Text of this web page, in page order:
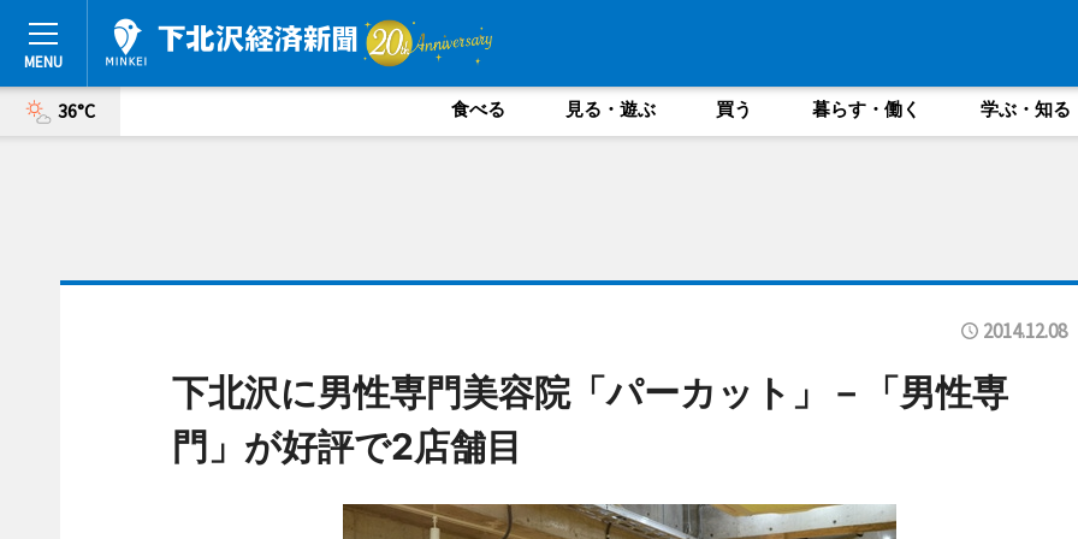
36°C 食べる 見る・遊ぶ 買う 暮らす・働く 学ぶ・知る
2014.12.08
下北沢に男性専門美容院「パーカット」－「男性専
門」が好評で2店舗目